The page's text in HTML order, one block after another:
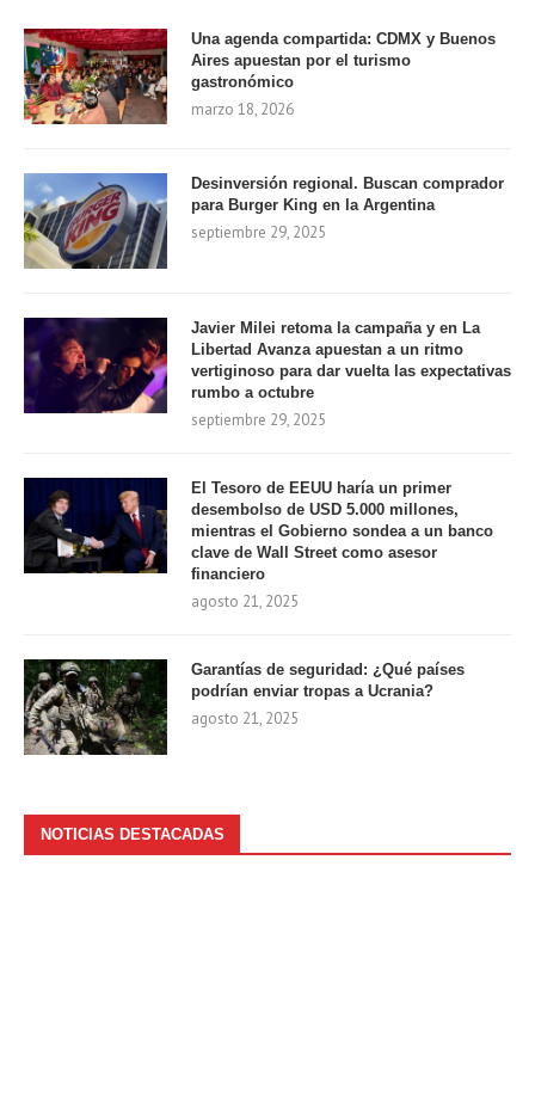
Una agenda compartida: CDMX y Buenos
Aires apuestan por el turismo
gastronómico
marzo 18, 2026
Desinversión regional. Buscan comprador
para Burger King en la Argentina
septiembre 29, 2025
Javier Milei retoma la campaña y en La
Libertad Avanza apuestan a un ritmo
vertiginoso para dar vuelta las expectativas
rumbo a octubre
septiembre 29, 2025
El Tesoro de EEUU haría un primer
desembolso de USD 5.000 millones,
mientras el Gobierno sondea a un banco
clave de Wall Street como asesor
financiero
agosto 21, 2025
Garantías de seguridad: ¿Qué países
podrían enviar tropas a Ucrania?
agosto 21, 2025
NOTICIAS DESTACADAS